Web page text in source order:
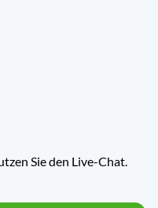
Sie den Live-Chat.